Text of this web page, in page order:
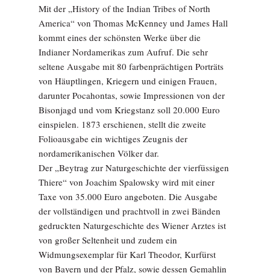
Mit der „History of the Indian Tribes of North
America“ von Thomas McKenney und James Hall
kommt eines der schönsten Werke über die
Indianer Nordamerikas zum Aufruf. Die sehr
seltene Aus­gabe mit 80 farbenprächtigen ­Porträts
von Häuptlingen, ­Kriegern und einigen Frauen,
darunter Pocahontas, sowie Impressionen von der
Bisonjagd und vom Kriegstanz soll 20.000 Euro
einspielen. 1873 erschienen, stellt die zweite
Folioausgabe ein wichtiges Zeugnis der
nordamerikanischen Völker dar.
Der „Beytrag zur Naturgeschichte der vierfüssigen
Thiere“ von Joachim Spalowsky wird mit einer
Taxe von 35.000 Euro angeboten. Die Ausgabe
der vollständigen und prachtvoll in zwei Bänden
gedruckten Naturgeschichte des Wiener Arztes ist
von großer Seltenheit und zudem ein
Widmungsexemplar für Karl Theodor, Kurfürst
von Bayern und der Pfalz, sowie dessen Gemahlin